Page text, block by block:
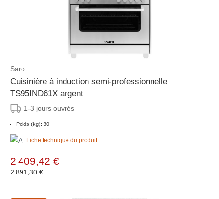
Saro
Cuisinière à induction semi-professionnelle
TS95IND61X argent
1-3 jours ouvrés
Poids (kg): 80
Fiche technique du produit
2 409,42 €
2 891,30 €